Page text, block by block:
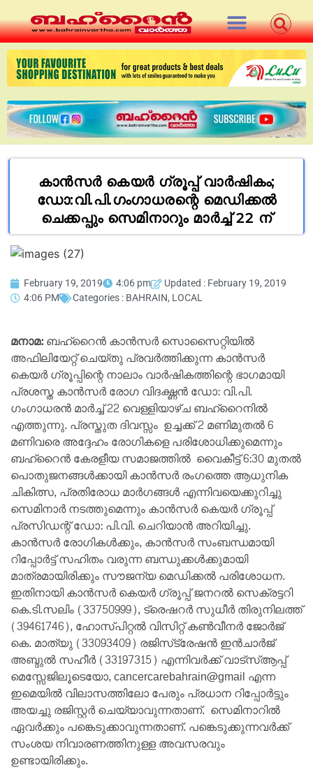
കാൻസർ കെയർ ഗ്രൂപ്പ് വാർഷികം;
ഡോ:വി.പി.ഗംഗാധരന്റെ മെഡിക്കൽ
ചെക്കപ്പും സെമിനാറും മാർച്ച് 22 ന്
February 19, 2019 4:06 pm
Updated : February 19, 2019
4:06 PM
Categories : BAHRAIN, LOCAL
മനാമ:ബഹ്‌റൈൻ കാൻസർ സൊസൈറ്റിയിൽ
അഫിലിയേറ്റ് ചെയ്തു പ്രവർത്തിക്കുന്ന കാൻസർ
കെയർ ഗ്രൂപ്പിന്റെ നാലാം വാർഷികത്തിന്റെ ഭാഗമായി
പ്രശസ്ത കാൻസർ രോഗ വിദഗ്ദ്ധൻ ഡോ: വി.പി.
ഗംഗാധരൻ മാർച്ച് 22 വെള്ളിയാഴ്ച ബഹ്‌റൈനിൽ
എത്തുന്നു. പ്രസ്തുത ദിവസ്സം ഉച്ചക്ക് 2 മണിമുതൽ 6
മണിവരെ അദ്ദേഹം രോഗികളെ പരിശോധിക്കുമെന്നും
ബഹ്‌റൈൻ കേരളീയ സമാജത്തിൽ വൈകീട്ട് 6:30 മുതൽ
പൊതുജനങ്ങൾക്കായി കാൻസർ രംഗത്തെ ആധുനിക
ചികിത്സ, പ്രതിരോധ മാർഗങ്ങൾ എന്നിവയെക്കുറിച്ചു
സെമിനാർ നടത്തുമെന്നും കാൻസർ കെയർ ഗ്രൂപ്പ്
പ്രസിഡന്റ് ഡോ: പി.വി. ചെറിയാൻ അറിയിച്ചു.
കാൻസർ രോഗികൾക്കും, കാൻസർ സംബന്ധമായി
റിപ്പോർട്ട് സഹിതം വരുന്ന ബന്ധുക്കൾക്കുമായി
മാത്രമായിരിക്കും സൗജന്യ മെഡിക്കൽ പരിശോധന.
ഇതിനായി കാൻസർ കെയർ ഗ്രൂപ്പ് ജനറൽ സെക്രട്ടറി
കെ.ടി.സലിം (33750999), ട്രെഷറർ സുധീർ തിരുനിലത്ത്
(39461746), ഹോസ്പിറ്റൽ വിസിറ്റ് കൺവീനർ ജോർജ്
കെ. മാത്യു (33093409) രജിസ്‌ട്രേഷൻ ഇൻചാർജ്
അബ്ദുൽ സഹീർ (33197315) എന്നിവർക്ക് വാട്സ്ആപ്പ്
മെസ്സേജിലൂടെയോ, cancercarebahrain@gmail എന്ന
ഇമെയിൽ വിലാസത്തിലോ പേരും പ്രധാന റിപ്പോർട്ടും
അയച്ചു രജിസ്റ്റർ ചെയ്യാവുന്നതാണ്. സെമിനാറിൽ
ഏവർക്കും പങ്കെടുക്കാവുന്നതാണ്. പങ്കെടുക്കുന്നവർക്ക്
സംശയ നിവാരണത്തിനുള്ള അവസരവും
ഉണ്ടായിരിക്കും.